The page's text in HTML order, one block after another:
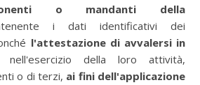
o mandanti della
i dati identificativi dei
l'attestazione di avvalersi in
nell'esercizio della loro attività,
o di terzi, ai fini dell'applicazione